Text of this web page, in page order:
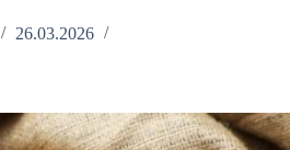
26.03.2026